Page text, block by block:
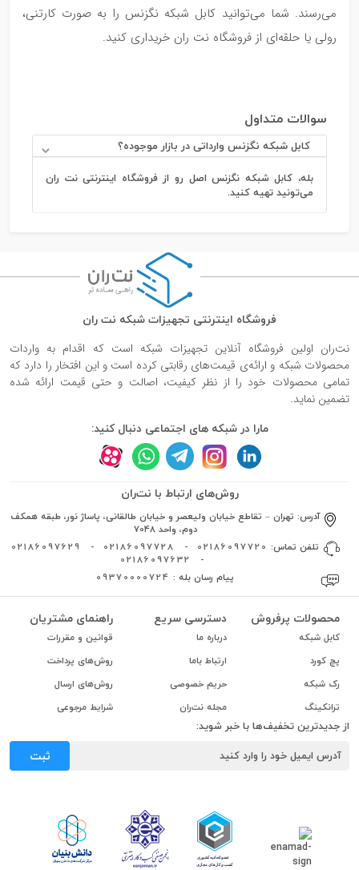
می‌رسند. شما می‌توانید کابل شبکه نگزنس را به صورت کارتنی،
رولی یا حلقه‌ای از فروشگاه نت ران خریداری کنید.
سوالات متداول
کابل شبکه نگزنس وارداتی در بازار موجوده؟
بله، کابل شبکه نگزنس اصل رو از فروشگاه اینترنتی نت ران
می‌تونید تهیه کنید.
فروشگاه اینترنتی تجهیزات شبکه نت ران
نت‌ران اولین فروشگاه آنلاین تجهیزات شبکه است که اقدام به واردات
محصولات شبکه و ارائه‌ی قیمت‌های رقابتی کرده است و این افتخار را دارد که
تمامی محصولات خود را از نظر کیفیت، اصالت و حتی قیمت ارائه شده
تضمین نماید.
مارا در شبکه های اجتماعی دنبال کنید:
روش‌های ارتباط با نت‌ران
آدرس: تهران – تقاطع خیابان ولیعصر و خیابان طالقانی، پاساژ نور، طبقه همکف
دوم، واحد 7048
تلفن تماس: 02186097720
-
02186097728
-
02186097629
-
02186097632
پیام رسان بله : 09370000724
محصولات پرفروش
کابل شبکه
پچ کورد
رک شبکه
ترانکینگ
دسترسی سریع
درباره ما
ارتباط باما
حریم خصوصی
مجله نت‌ران
راهنمای مشتریان
قوانین و مقررات
روش‌های پرداخت
روش‌های ارسال
شرایط مرجوعی
از جدیدترین تخفیف‌ها با خبر شوید:
ثبت